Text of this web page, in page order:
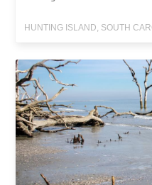
HUNTING ISLAND, SOUTH